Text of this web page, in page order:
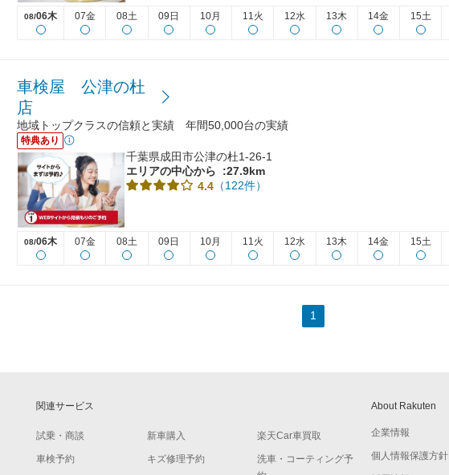
08/06木 07金 08土 09日 10月 11火 12水 13木 14金 15土
車検屋 公津の杜
店
地域トップクラスの信頼と実績 年間50,000台の実績
特典あり
千葉県成田市公津の杜1-26-1
エリアの中心から
:27.9km
4.4 （122件）
08/06木 07金 08土 09日 10月 11火 12水 13木 14金 15土
1
関連サービス
試乗・商談 新車購入 楽天Car車買取
車検予約 キズ修理予約
洗車・コーティング予
About Rakuten
企業情報
個人情報保護方針